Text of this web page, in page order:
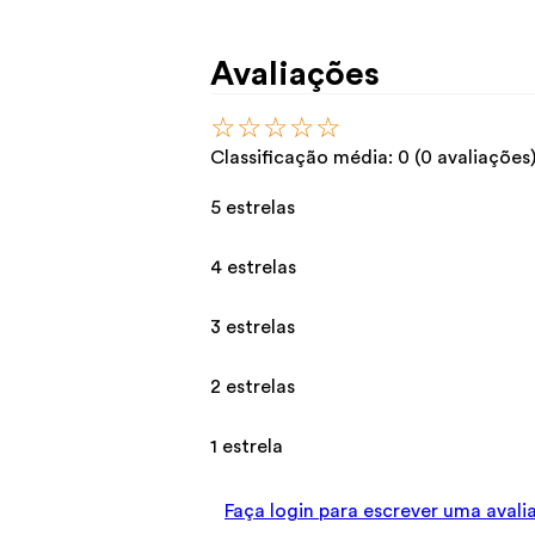
Avaliações
☆☆☆☆☆
Classificação média: 0 (0 avaliações)
5 estrelas
4 estrelas
3 estrelas
2 estrelas
1 estrela
Faça login para escrever uma